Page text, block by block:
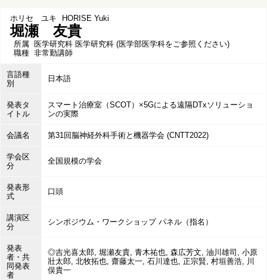
ホリセ ユキ HORISE Yuki
堀瀬 友貴
所属 医学研究科 医学研究科 (医学部医学科をご参照ください)
職種 非常勤講師
言語種
別
日本語
発表タ
イトル
スマート治療室（SCOT）×5Gによる遠隔DTxソリューショ
ンの実際
会議名 第31回脳神経外科手術と機器学会 (CNTT2022)
学会区
分
全国規模の学会
発表形
式
口頭
講演区
分
シンポジウム・ワークショップ パネル（指名）
発表
者・共
同発表
者
◎吉光喜太郎, 堀瀬友貴, 青木祐也, 森広芳文, 油川雄司, 小原
壯太郎, 北牧拓也, 齋藤太一, 石川達也, 正宗賢, 村垣善浩, 川
俣貴一